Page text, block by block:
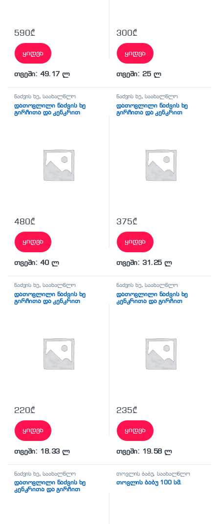
590₾
ყიდვა
თვეში: 49.17 ლ
300₾
ყიდვა
თვეში: 25 ლ
ნაძვის ხე,საახალწლო
დათოვლილი ნაძვის ხე
გირჩითა და კენკრით
480₾
ყიდვა
თვეში: 40 ლ
ნაძვის ხე,საახალწლო
დათოვლილი ნაძვის ხე
გირჩითა და კენკრით
375₾
ყიდვა
თვეში: 31.25 ლ
ნაძვის ხე,საახალწლო
დათოვლილი ნაძვის ხე
გირჩითა და კენკრით
220₾
ყიდვა
თვეში: 18.33 ლ
ნაძვის ხე,საახალწლო
დათოვლილი ნაძვის ხე
კენკრითა და გირჩით
235₾
ყიდვა
თვეში: 19.58 ლ
ნაძვის ხე,საახალწლო
დათოვლილი ნაძვის ხე
კენკრითა და გირჩით
თოვლის ბაბუ,საახალწლო
თოვლის ბაბუ 100 სმ.